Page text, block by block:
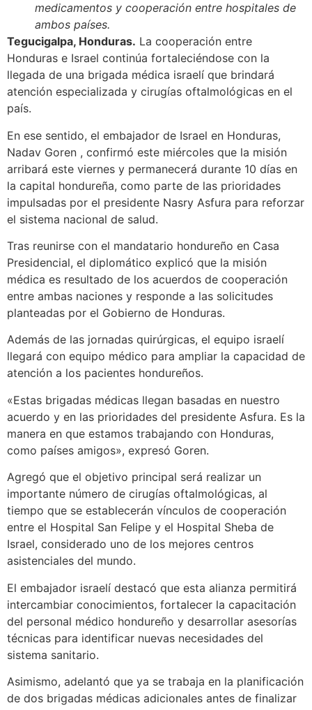
medicamentos y cooperación entre hospitales de
ambos países.
Tegucigalpa, Honduras. La cooperación entre
Honduras e Israel continúa fortaleciéndose con la
llegada de una brigada médica israelí que brindará
atención especializada y cirugías oftalmológicas en el
país.
En ese sentido, el embajador de Israel en Honduras,
Nadav Goren , confirmó este miércoles que la misión
arribará este viernes y permanecerá durante 10 días en
la capital hondureña, como parte de las prioridades
impulsadas por el presidente Nasry Asfura para reforzar
el sistema nacional de salud.
Tras reunirse con el mandatario hondureño en Casa
Presidencial, el diplomático explicó que la misión
médica es resultado de los acuerdos de cooperación
entre ambas naciones y responde a las solicitudes
planteadas por el Gobierno de Honduras.
Además de las jornadas quirúrgicas, el equipo israelí
llegará con equipo médico para ampliar la capacidad de
atención a los pacientes hondureños.
«Estas brigadas médicas llegan basadas en nuestro
acuerdo y en las prioridades del presidente Asfura. Es la
manera en que estamos trabajando con Honduras,
como países amigos», expresó Goren.
Agregó que el objetivo principal será realizar un
importante número de cirugías oftalmológicas, al
tiempo que se establecerán vínculos de cooperación
entre el Hospital San Felipe y el Hospital Sheba de
Israel, considerado uno de los mejores centros
asistenciales del mundo.
El embajador israelí destacó que esta alianza permitirá
intercambiar conocimientos, fortalecer la capacitación
del personal médico hondureño y desarrollar asesorías
técnicas para identificar nuevas necesidades del
sistema sanitario.
Asimismo, adelantó que ya se trabaja en la planificación
de dos brigadas médicas adicionales antes de finalizar